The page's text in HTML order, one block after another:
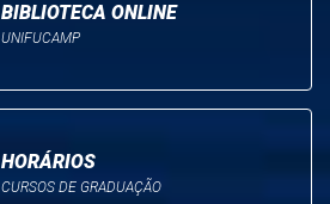
BIBLIOTECA ONLINE
UNIFUCAMP
HORÁRIOS
CURSOS DE GRADUAÇÃO